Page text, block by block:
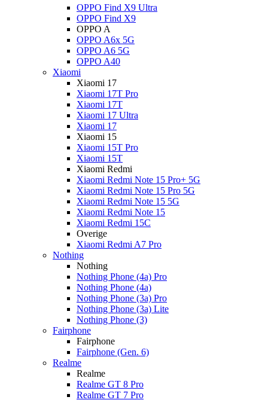
OPPO Find X9 Ultra
OPPO Find X9
OPPO A
OPPO A6x 5G
OPPO A6 5G
OPPO A40
Xiaomi
Xiaomi 17
Xiaomi 17T Pro
Xiaomi 17T
Xiaomi 17 Ultra
Xiaomi 17
Xiaomi 15
Xiaomi 15T Pro
Xiaomi 15T
Xiaomi Redmi
Xiaomi Redmi Note 15 Pro+ 5G
Xiaomi Redmi Note 15 Pro 5G
Xiaomi Redmi Note 15 5G
Xiaomi Redmi Note 15
Xiaomi Redmi 15C
Overige
Xiaomi Redmi A7 Pro
Nothing
Nothing
Nothing Phone (4a) Pro
Nothing Phone (4a)
Nothing Phone (3a) Pro
Nothing Phone (3a) Lite
Nothing Phone (3)
Fairphone
Fairphone
Fairphone (Gen. 6)
Realme
Realme
Realme GT 8 Pro
Realme GT 7 Pro